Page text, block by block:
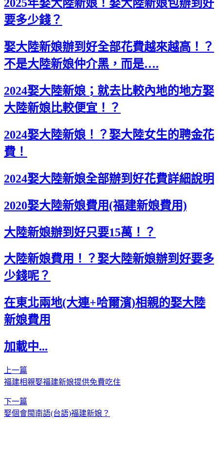
2025年娶大陸新娘！娶大陸新娘包辦到好
要多少錢？
娶大陸新娘辦到好全部花費越來越高！？
不是大陸新娘仲介黑，而是….
2024娶大陸新娘；就去比較內地的地方娶
大陸新娘比較便宜！？
2024娶大陸新娘！？娶大陸女生的聘金花
費！
2024娶大陸新娘全部辦到好花費詳細說明
2020娶大陸新娘費用(福建新娘費用)
大陸新娘辦到好只要15萬！？
大陸新娘費用！？娶大陸新娘辦到好要多
少錢呢？
在東北兩地(大連+哈爾濱)相親的娶大陸
新娘費用
加載中...
上一篇
福建相親娶福建新娘提供免費吃住
下一篇
娶個會閩南語(台語)福建新娘？